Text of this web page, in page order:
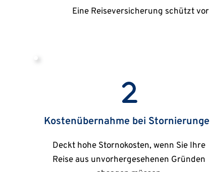
Eine Reiseversicherung schützt
Kostenübernahme bei
Deckt hohe Stornokosten, wenn Sie Ihre
Reise aus unvorhergesehenen Gründen